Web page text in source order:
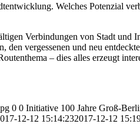
Welches Potenzial
Verbindungen von Stadt und
vergessenen und neu
– dies alles erzeugt
0 0 Initiative 100 Jahre Groß-
12-12 15:14:232017-12-12